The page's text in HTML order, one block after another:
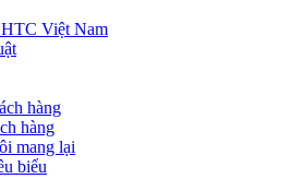
Việt Nam
hàng
hàng
mang lại
biểu